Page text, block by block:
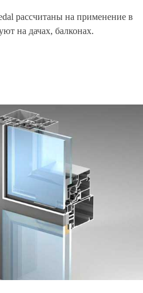
рассчитаны на применение в
на дачах, балконах.